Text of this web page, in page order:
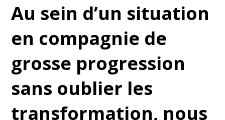
Au sein d’un situation
en compagnie de
grosse progression
sans oublier les
transformation, nous